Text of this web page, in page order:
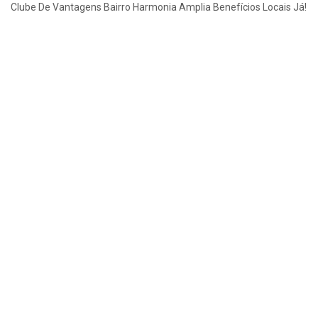
Clube De Vantagens Bairro Harmonia Amplia Benefícios Locais Já!